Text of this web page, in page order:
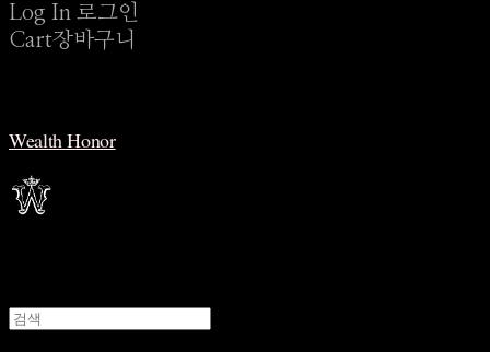
Log In 로그인
Cart장바구니
Wealth Honor